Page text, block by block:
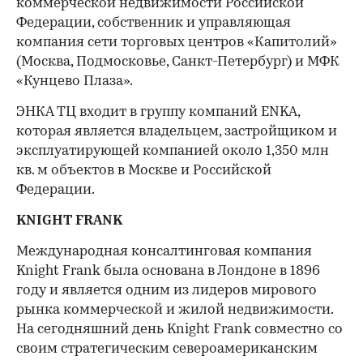
коммерческой недвижимости Российской
Федерации, собственник и управляющая
компания сети торговых центров «Капитолий»
(Москва, Подмосковье, Санкт-Петербург) и МФК
«Кунцево Плаза».
ЭНКА ТЦ входит в группу компаний ENKA,
которая является владельцем, застройщиком и
эксплуатирующей компанией около 1,350 млн
кв. м объектов в Москве и Российской
Федерации.
KNIGHT FRANK
Международная консалтинговая компания
Knight Frank была основана в Лондоне в 1896
году и является одним из лидеров мирового
рынка коммерческой и жилой недвижимости.
На сегодняшний день Knight Frank совместно со
своим стратегическим североамериканским